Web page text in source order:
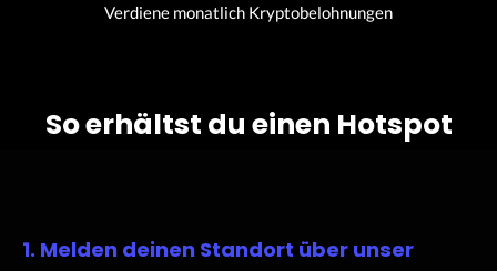
Verdiene monatlich Kryptobelohnungen
So erhältst du einen Hotspot
1. Melden deinen Standort über unser